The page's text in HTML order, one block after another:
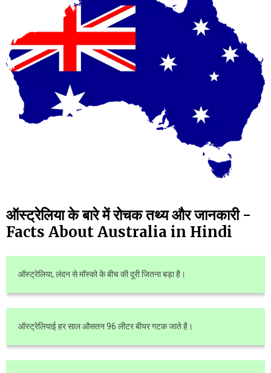
ऑस्ट्रेलिया के बारे में रोचक तथ्य और जानकारी -
Facts About Australia in Hindi
ऑस्ट्रेलिया, लंदन से मॉस्को के बीच की दूरी जितना बड़ा है।
ऑस्ट्रेलियाई हर साल औसतन 96 लीटर बीयर गटक जाते है।